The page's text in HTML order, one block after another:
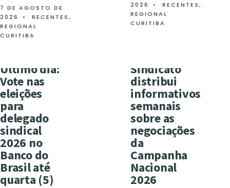
7 DE AGOSTO DE
2026
• RECENTES,
REGIONAL
CURITIBA
2026
• RECENTES,
REGIONAL
CURITIBA
Último dia:
Vote nas
eleições
para
delegado
sindical
2026 no
Banco do
Brasil até
quarta (5)
Sindicato
distribui
informativos
semanais
sobre as
negociações
da
Campanha
Nacional
2026